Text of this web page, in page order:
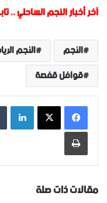
آخر أخبار النجم الساحلي..
النجم النجم
قوافل قفصة
لينكدإن
طباعة
مقالات ذات صلة